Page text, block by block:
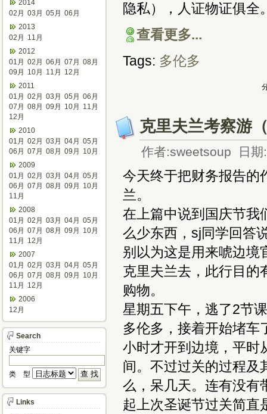
隐私），人证物证俱全
查看更多...
Tags: 多伦多
克里夫兰考察游
作者:sweetsoup 日期
今天终于把财务报告的
兰。
在上篇中说到国庆节我
么少东西，sj同学回答
别以为这是用来唬边境
克里夫兰去，此行目的
购物。
星期五下午，逃了2节
多伦多，接着开始堵车
小时才开到边境，平时
间。不过过关的过程及
么，呆几天。连有没有
起上次圣诞节过关简直
2014
02月 03月 05月 06月
2013
02月
11月
2012
01月 02月 06月 07月 08月
09月
10月 11月
12月
2011
01月 02月 03月 05月 06月
07月 08月 09月 10月
11月
12月
2010
01月 02月 03月 04月 05月
06月 07月 08月 09月
10月
2009
01月 02月 03月 04月 05月
06月 07月 08月 09月
10月
11月
2008
01月 02月 03月 04月 05月
06月 07月 08月 09月
10月
11月
12月
2007
01月 02月 03月 04月 05月
06月 07月 08月 09月
10月
11月
12月
2006
12月
Search
关键字
类 型
Links